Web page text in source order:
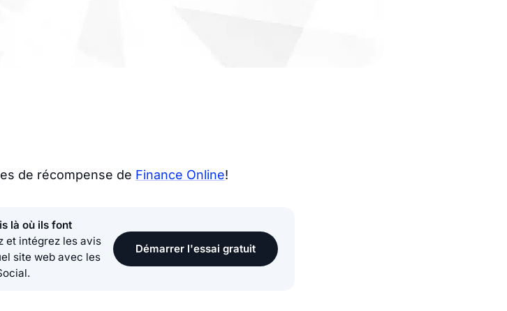
de récompense de Finance Online!
là où ils font
et intégrez les avis
site web avec les
Démarrer l'essai gratuit